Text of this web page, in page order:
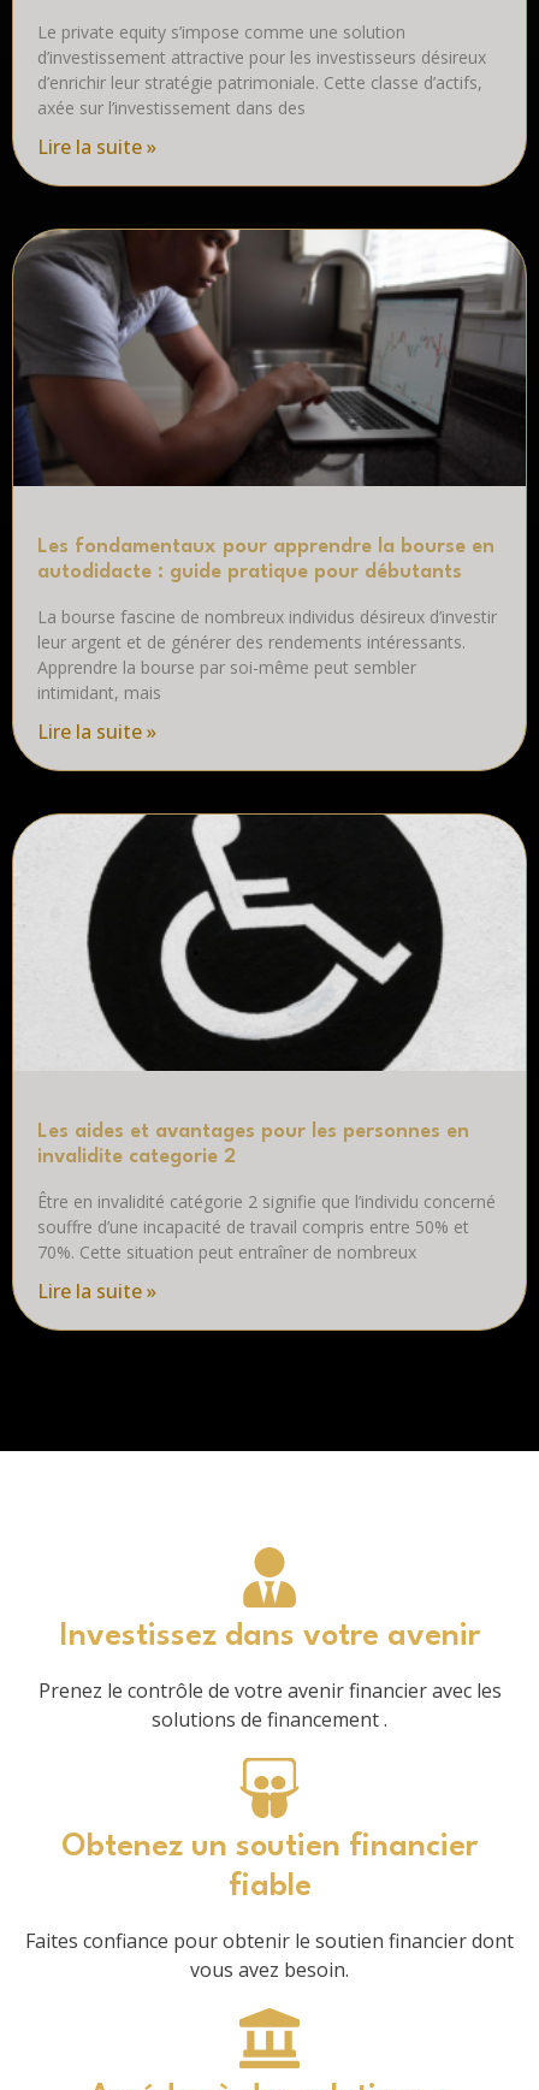
Le private equity s’impose comme une solution
d’investissement attractive pour les investisseurs désireux
d’enrichir leur stratégie patrimoniale. Cette classe d’actifs,
axée sur l’investissement dans des
Lire la suite »
Les fondamentaux pour apprendre la bourse en
autodidacte : guide pratique pour débutants
La bourse fascine de nombreux individus désireux d’investir
leur argent et de générer des rendements intéressants.
Apprendre la bourse par soi-même peut sembler
intimidant, mais
Lire la suite »
Les aides et avantages pour les personnes en
invalidite categorie 2
Être en invalidité catégorie 2 signifie que l’individu concerné
souffre d’une incapacité de travail compris entre 50% et
70%. Cette situation peut entraîner de nombreux
Lire la suite »
Investissez dans votre avenir
Prenez le contrôle de votre avenir financier avec les
solutions de financement .
Obtenez un soutien financier
fiable
Faites confiance pour obtenir le soutien financier dont
vous avez besoin.